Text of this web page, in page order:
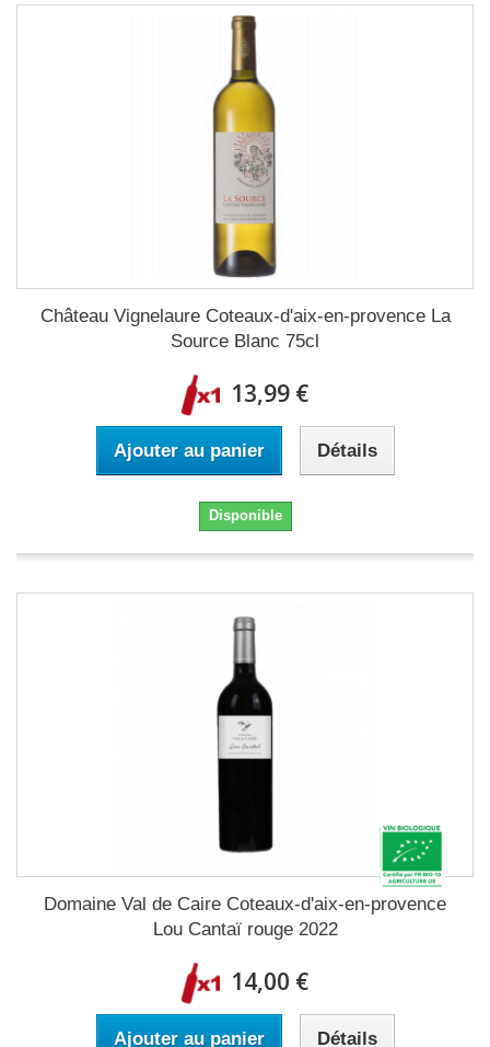
Château Vignelaure Coteaux-d'aix-en-provence La
Source Blanc 75cl
13,99 €
Ajouter au panier Détails
Disponible
Domaine Val de Caire Coteaux-d'aix-en-provence
Lou Cantaï rouge 2022
14,00 €
Ajouter au panier Détails